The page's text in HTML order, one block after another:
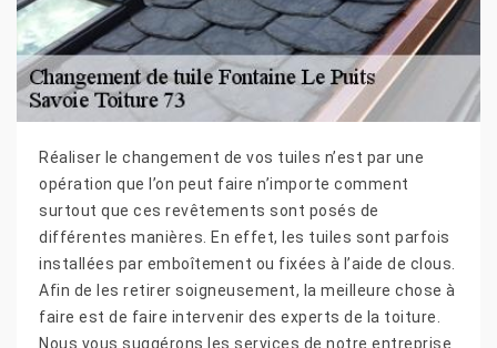
Réaliser le changement de vos tuiles n’est par une
opération que l’on peut faire n’importe comment
surtout que ces revêtements sont posés de
différentes manières. En effet, les tuiles sont parfois
installées par emboîtement ou fixées à l’aide de clous.
Afin de les retirer soigneusement, la meilleure chose à
faire est de faire intervenir des experts de la toiture.
Nous vous suggérons les services de notre entreprise